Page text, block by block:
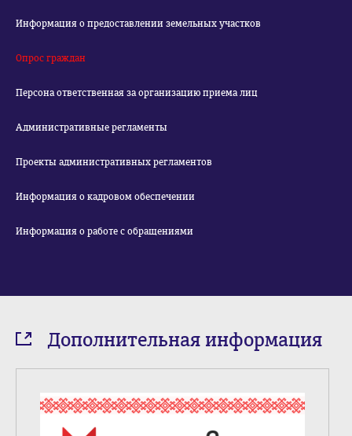
Информация о предоставлении земельных участков
Опрос граждан
Персона ответственная за организацию приема лиц
Административные регламенты
Проекты административных регламентов
Информация о кадровом обеспечении
Информация о работе с обращениями
Дополнительная информация